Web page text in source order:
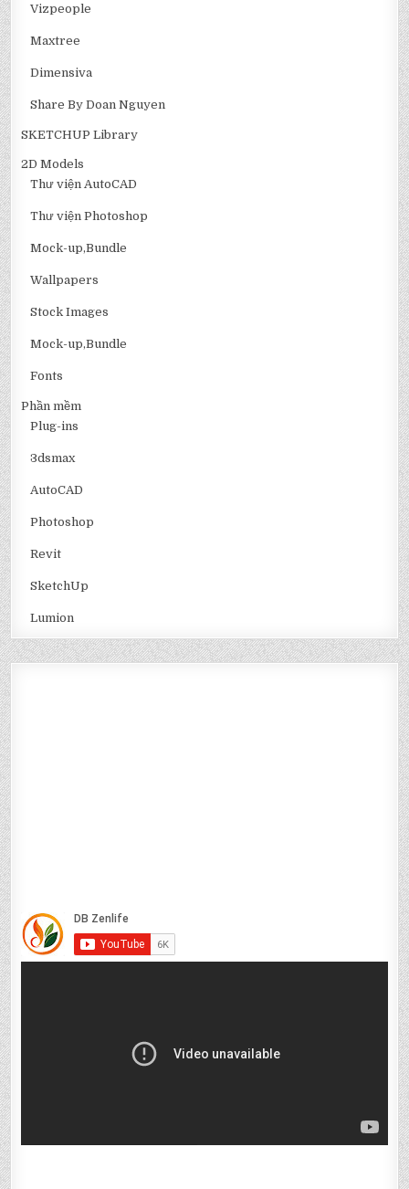
Vizpeople
Maxtree
Dimensiva
Share By Doan Nguyen
SKETCHUP Library
2D Models
Thư viện AutoCAD
Thư viện Photoshop
Mock-up,Bundle
Wallpapers
Stock Images
Mock-up,Bundle
Fonts
Phần mềm
Plug-ins
3dsmax
AutoCAD
Photoshop
Revit
SketchUp
Lumion